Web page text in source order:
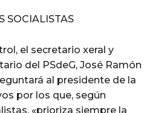
SOCIALISTAS
el secretario xeral y
del PSdeG, José Ramón
al presidente de la
por los que, según
«prioriza siempre la